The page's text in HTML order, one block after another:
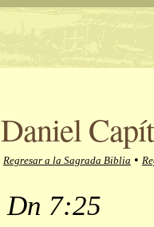
Daniel
Regresar a la Sagrada Biblia •
Dn 7:25